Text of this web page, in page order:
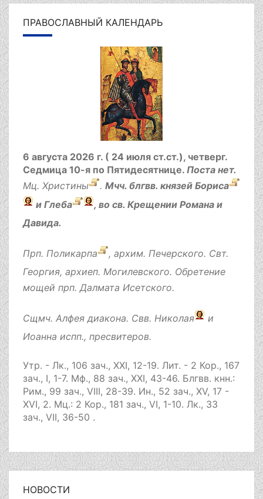
ПРАВОСЛАВНЫЙ КАЛЕНДАРЬ
6 августа 2026 г. ( 24 июля ст.ст.), четверг.
Седмица 10-я по Пятидесятнице. Поста нет.
Мц. Христины . Мчч. блгвв. князей Бориса
и Глеба
, во св. Крещении Романа и
Давида.
Прп. Поликарпа
, архим. Печерского. Свт.
Георгия, архиеп. Могилевского. Обретение
мощей прп.Далмата Исетского.
Сщмч. Алфея диакона. Свв. Николая
и
Иоанна испп., пресвитеров.
Утр. - Лк., 106 зач., XXI, 12-19. Лит. - 2 Кор., 167
зач., I, 1-7. Мф., 88 зач., XXI, 43-46. Блгвв. кнн.:
Рим., 99 зач., VIII, 28-39. Ин., 52 зач., XV, 17 -
XVI, 2. Мц.: 2 Кор., 181 зач., VI, 1-10. Лк., 33
зач., VII, 36-50 .
НОВОСТИ